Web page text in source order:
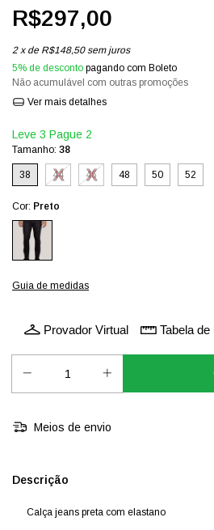
R$297,00
2 x de R$148,50 sem juros
5% de desconto pagando com Boleto
Não acumulável com outras promoções
Ver mais detalhes
Leve 3 Pague 2
Tamanho: 38
38 44 46 48 50 52
Cor: Preto
Guia de medidas
Provador Virtual Tabela
Meios de envio
Descrição
Calça jeans preta com elastano